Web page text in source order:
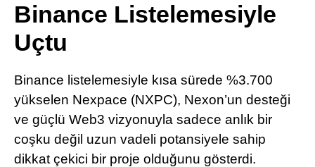
TikTok
LinkedIn
Telegram
Binance Listelemesiyle
Uçtu
Binance listelemesiyle kısa sürede %3.700
yükselen Nexpace (NXPC), Nexon’un desteği
ve güçlü Web3 vizyonuyla sadece anlık bir
coşku değil uzun vadeli potansiyele sahip
dikkat çekici bir proje olduğunu gösterdi.